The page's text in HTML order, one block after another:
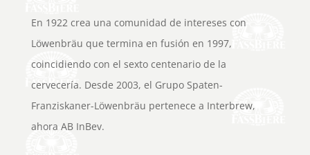
En 1922 crea una comunidad de intereses con
Löwenbräu que termina en fusión en 1997,
coincidiendo con el sexto centenario de la
cervecería. Desde 2003, el Grupo Spaten-
Franziskaner-Löwenbräu pertenece a Interbrew,
ahora AB InBev.